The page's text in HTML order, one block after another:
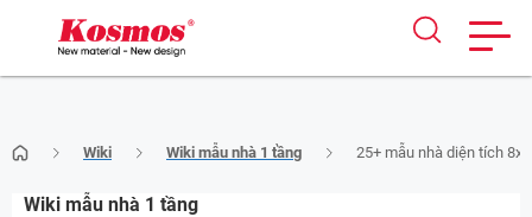
to
content
Wiki Wiki mẫu nhà 1 tầng 25+ mẫu nhà diện tích
Wiki mẫu nhà 1 tầng